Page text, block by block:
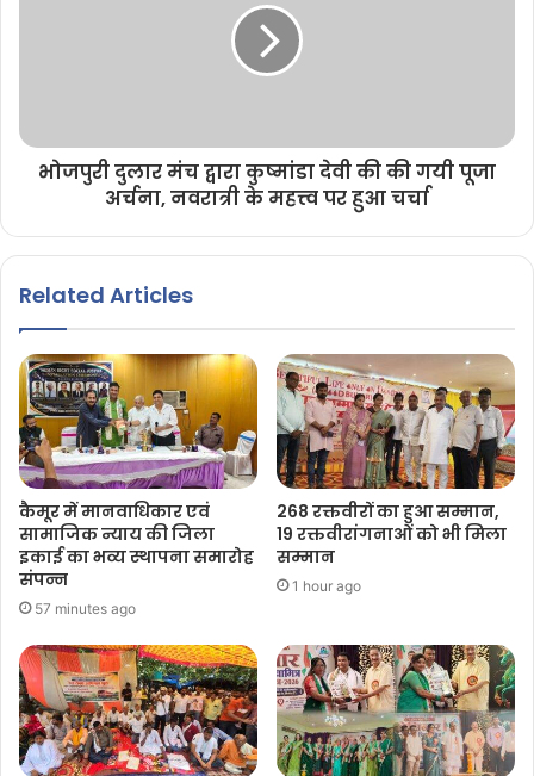
भोजपुरी दुलार मंच द्वारा कुष्मांडा देवी की की गयी पूजा
अर्चना, नवरात्री के महत्त्व पर हुआ चर्चा
Related Articles
कैमूर में मानवाधिकार एवं
सामाजिक न्याय की जिला
इकाई का भव्य स्थापना समारोह
संपन्न
57 minutes ago
268 रक्तवीरों का हुआ सम्मान,
19 रक्तवीरांगनाओं को भी मिला
सम्मान
1 hour ago